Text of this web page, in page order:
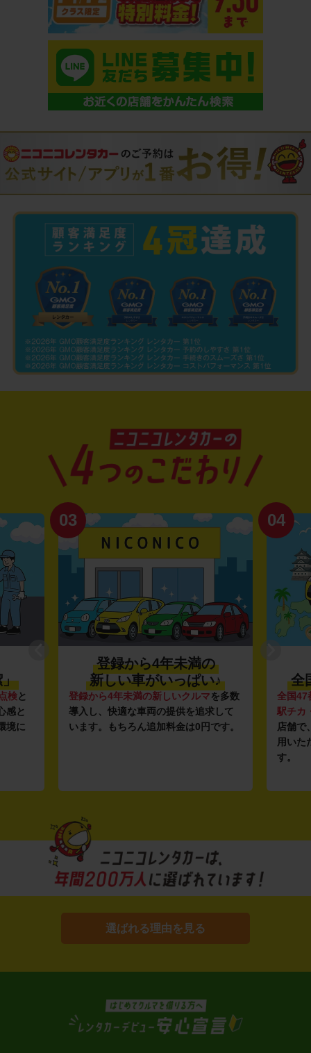
」
検と
感と
境に
03
登録から4年未満の
新しい車がいっぱい♪
登録から4年未満の新しいクルマを多数
導入し、快適な車両の提供を追求して
います。もちろん追加料金は0円です。
04
全
全国47
駅チカ
店舗で
用いた
す。
選ばれる理由を見る